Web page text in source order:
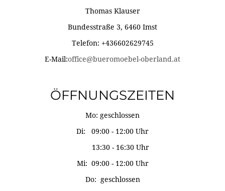
Thomas Klauser
Bundesstraße 3, 6460 Imst
Telefon: +436602629745
E-Mail:office@bueromoebel-oberland.at
ÖFFNUNGSZEITEN
Mo: geschlossen
Di: 09:00 - 12:00 Uhr
13:30 - 16:30 Uhr
Mi: 09:00 - 12:00 Uhr
Do: geschlossen